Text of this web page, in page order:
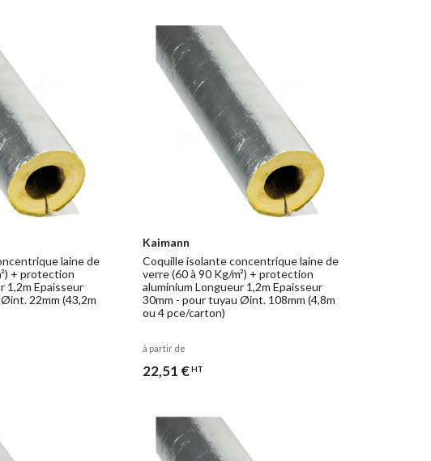
laine de
+ protection
1,2m Epaisseur
22mm (43,2m
Kaimann
Coquille isolante concentrique laine de
verre (60 à 90 Kg/m²) + protection
aluminium Longueur 1,2m Epaisseur
30mm - pour tuyau Øint. 108mm (4,8m
ou 4 pce/carton)
à partir de
22,51 €HT